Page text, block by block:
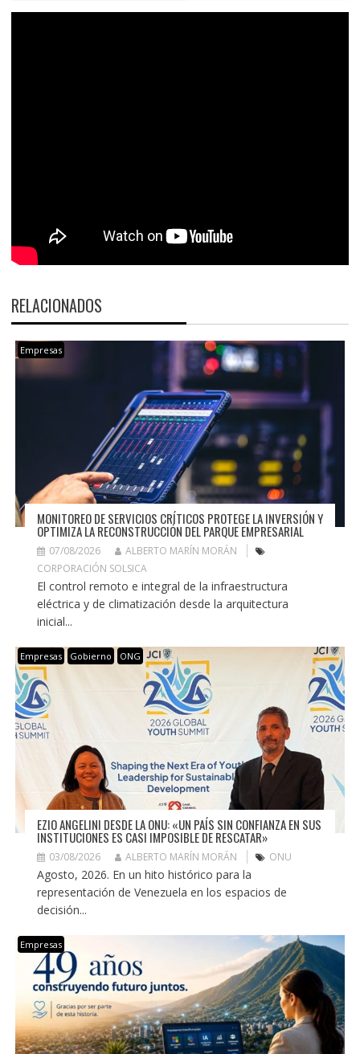
RELACIONADOS
Empresas
MONITOREO DE SERVICIOS CRÍTICOS PROTEGE LA INVERSIÓN Y
OPTIMIZA LA RECONSTRUCCIÓN DEL PARQUE EMPRESARIAL
07/08/2026
ALBERTO MARÍN MORÁN
CORPORACIÓN SOLSICA
El control remoto e integral de la infraestructura
eléctrica y de climatización desde la arquitectura
inicial...
Empresas Gobierno ONG
EZIO ANGELINI DESDE LA ONU: «UN PAÍS SIN CONFIANZA EN SUS
INSTITUCIONES ES CASI IMPOSIBLE DE RESCATAR»
03/08/2026 ALBERTO MARÍN MORÁN ONU
Agosto, 2026. En un hito histórico para la
representación de Venezuela en los espacios de
decisión...
Empresas